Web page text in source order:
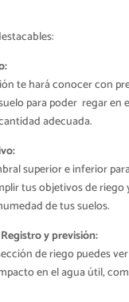
te hará conocer con
para poder regar en
adecuada.
superior e inferior
tus objetivos de riego
de tus suelos.
y previsión:
de riego puedes
en el agua útil,